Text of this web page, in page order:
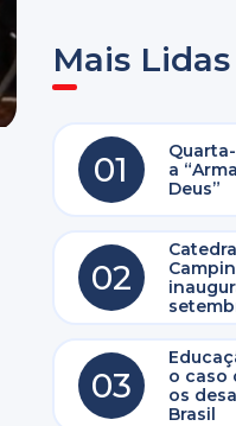
Mais Lidas
01
a
Deus”
02
03
o caso
os
Brasil